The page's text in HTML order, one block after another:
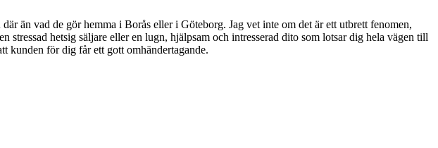
än vad de gör hemma i Borås eller i Göteborg. Jag vet inte om det är ett utbrett fenomen,
hetsig säljare eller en lugn, hjälpsam och intresserad dito som lotsar dig hela vägen till
kunden för dig får ett gott omhändertagande.